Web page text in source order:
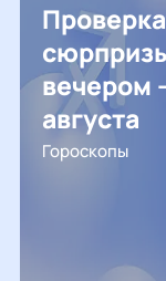
вечером
августа
Гороскопы